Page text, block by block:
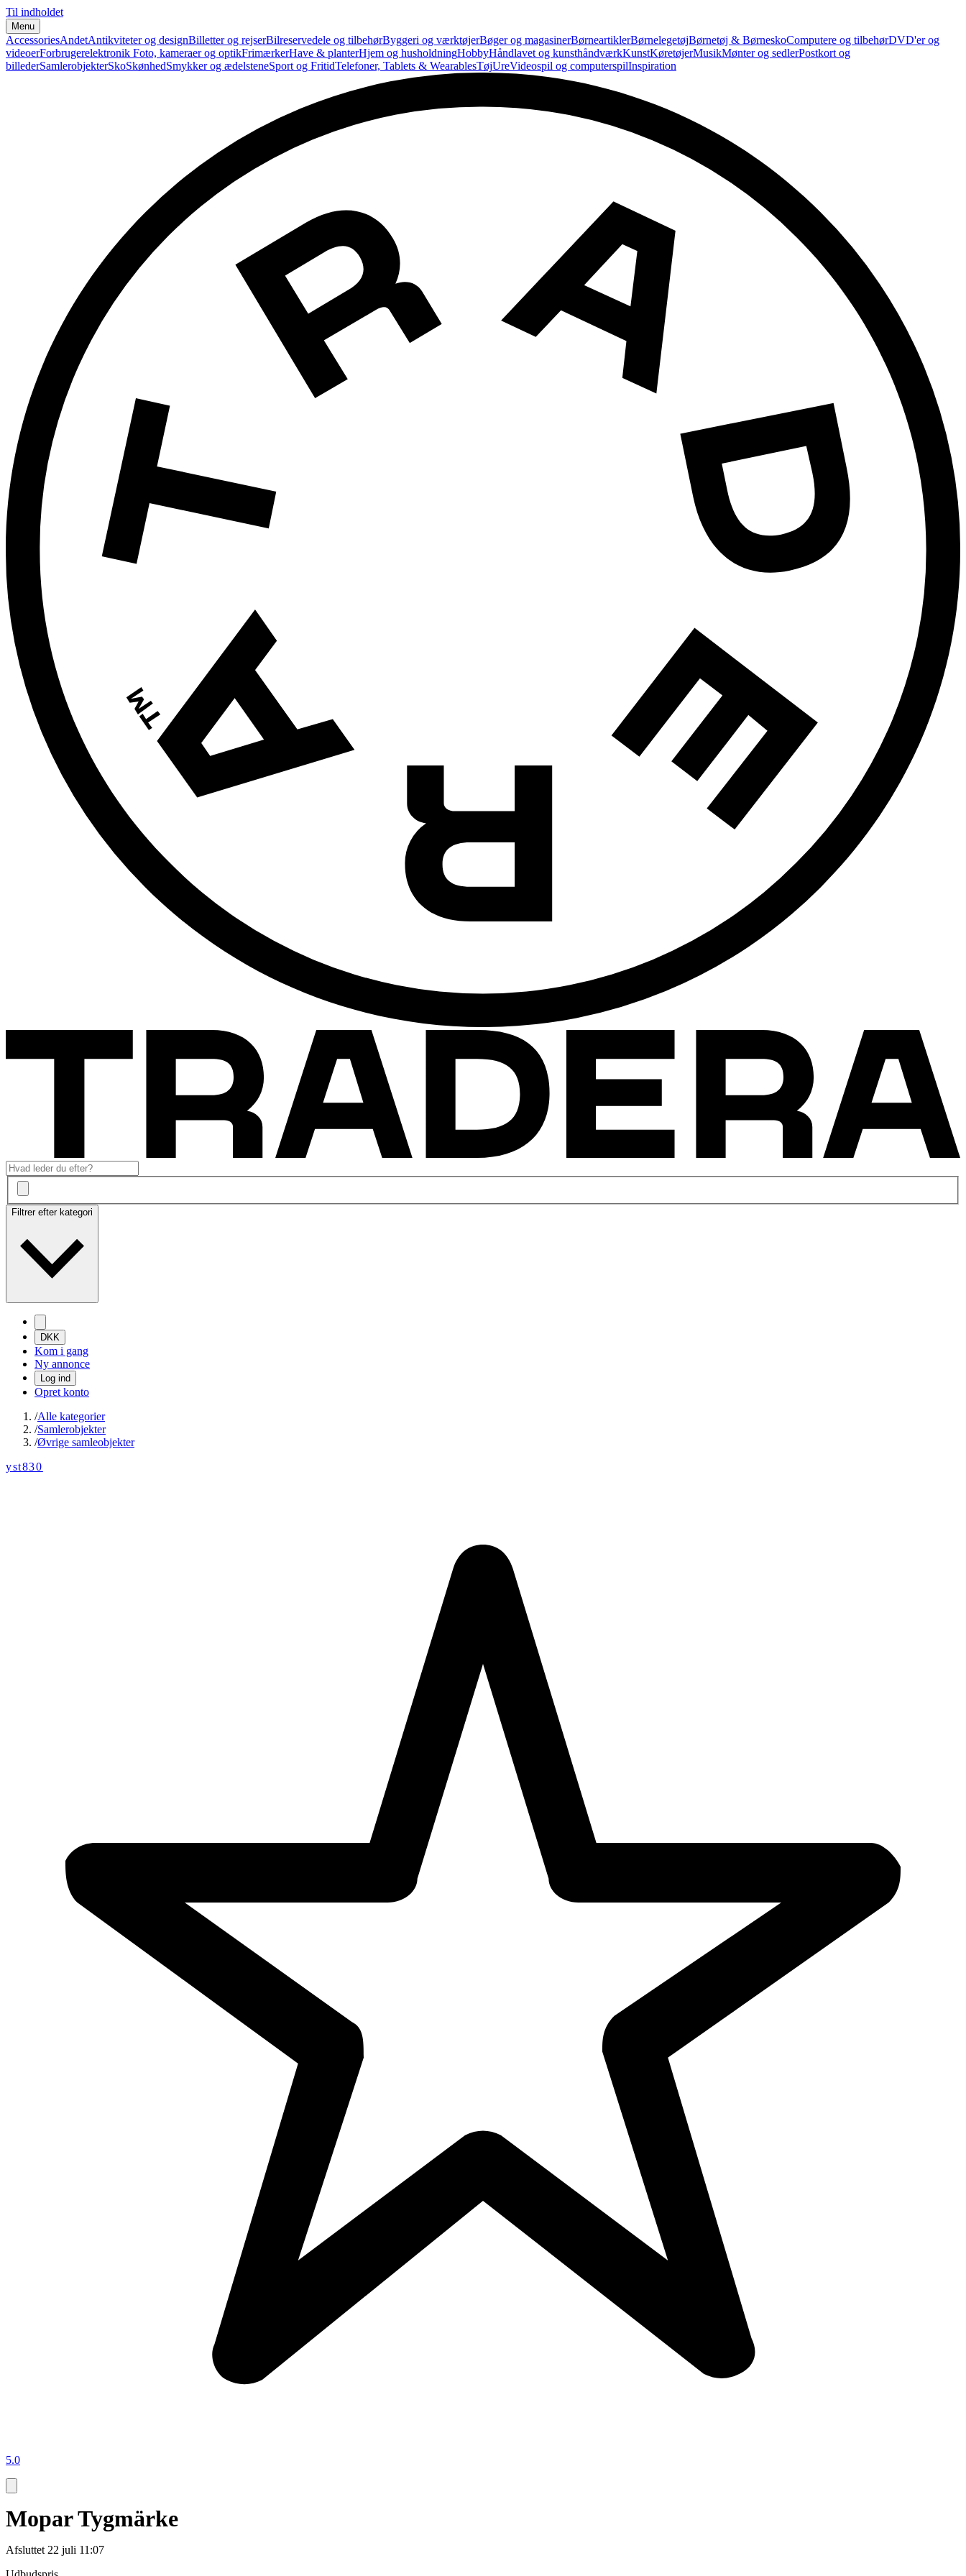
Til indholdet
Menu
AccessoriesAndetAntikviteter og designBilletter og rejserBilreservedele og tilbehørByggeri og værktøjerBøger og magasinerBørneartiklerBørnelegetøjBørnetøj & BørneskoComputere og tilbehørDVD'er og
videoerForbrugerelektronik Foto, kameraer og optikFrimærkerHave & planterHjem og husholdningHobbyHåndlavet og kunsthåndværkKunstKøretøjerMusikMønter og sedlerPostkort og
billederSamlerobjekterSkoSkønhedSmykker og ædelsteneSport og FritidTelefoner, Tablets & WearablesTøjUreVideospil og computerspilInspiration
Filtrer efter kategori
DKK
Kom i gang
Ny annonce
Log ind
Opret konto
/Alle kategorier
/Samlerobjekter
/Øvrige samleobjekter
yst830
5.0
Mopar Tygmärke
Afsluttet 22 juli 11:07